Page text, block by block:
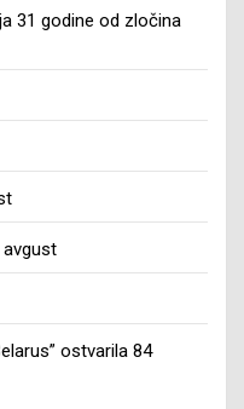
31 godine od zločina
avgust
ostvarila 84